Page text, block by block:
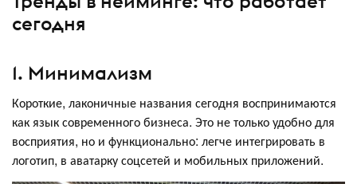
сегодня
1. Минимализм
Короткие, лаконичные названия сегодня воспринимаются
как язык современного бизнеса. Это не только удобно для
восприятия, но и функционально: легче интегрировать в
логотип, в аватарку соцсетей и мобильных приложений.